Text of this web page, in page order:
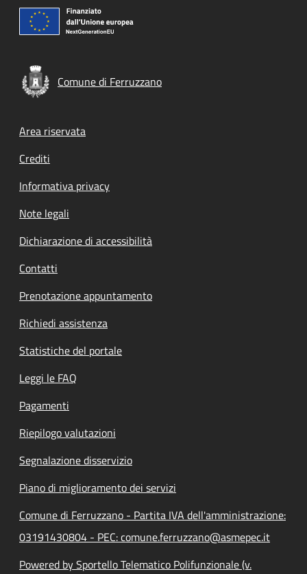
Comune di Ferruzzano
Footer menu
Area riservata
Crediti
Informativa privacy
Note legali
Dichiarazione di accessibilità
Contatti
Prenotazione appuntamento
Richiedi assistenza
Statistiche del portale
Leggi le FAQ
Pagamenti
Riepilogo valutazioni
Segnalazione disservizio
Piano di miglioramento dei servizi
Comune di Ferruzzano - Partita IVA dell'amministrazione:
03191430804 - PEC: comune.ferruzzano@asmepec.it
Powered by Sportello Telematico Polifunzionale (v.